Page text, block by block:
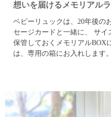
想いを届けるメモリアル
ベビーリュックは、20年後の
セージカードと一緒に、
サイ
保管しておくメモリアルBOX
は、専用の箱にお入れします。